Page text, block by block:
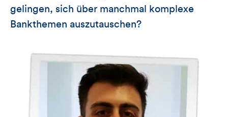
gelingen, sich über manchmal komplexe
Bankthemen auszutauschen?